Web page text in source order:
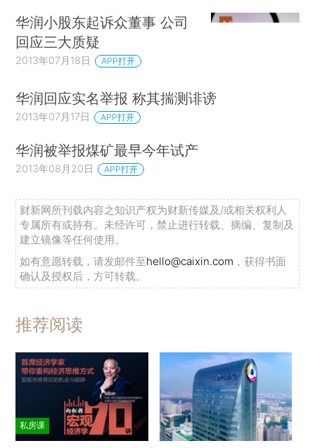
华润小股东起诉众董事 公司
回应三大质疑
2013年07月18日 APP打开
华润回应实名举报 称其揣测诽谤
2013年07月17日 APP打开
华润被举报煤矿最早今年试产
2013年08月20日 APP打开
财新网所刊载内容之知识产权为财新传媒及/或相关权利人
专属所有或持有。未经许可，禁止进行转载、摘编、复制及
建立镜像等任何使用。
如有意愿转载，请发邮件至hello@caixin.com ，获得书面
确认及授权后，方可转载。
推荐阅读
私房课